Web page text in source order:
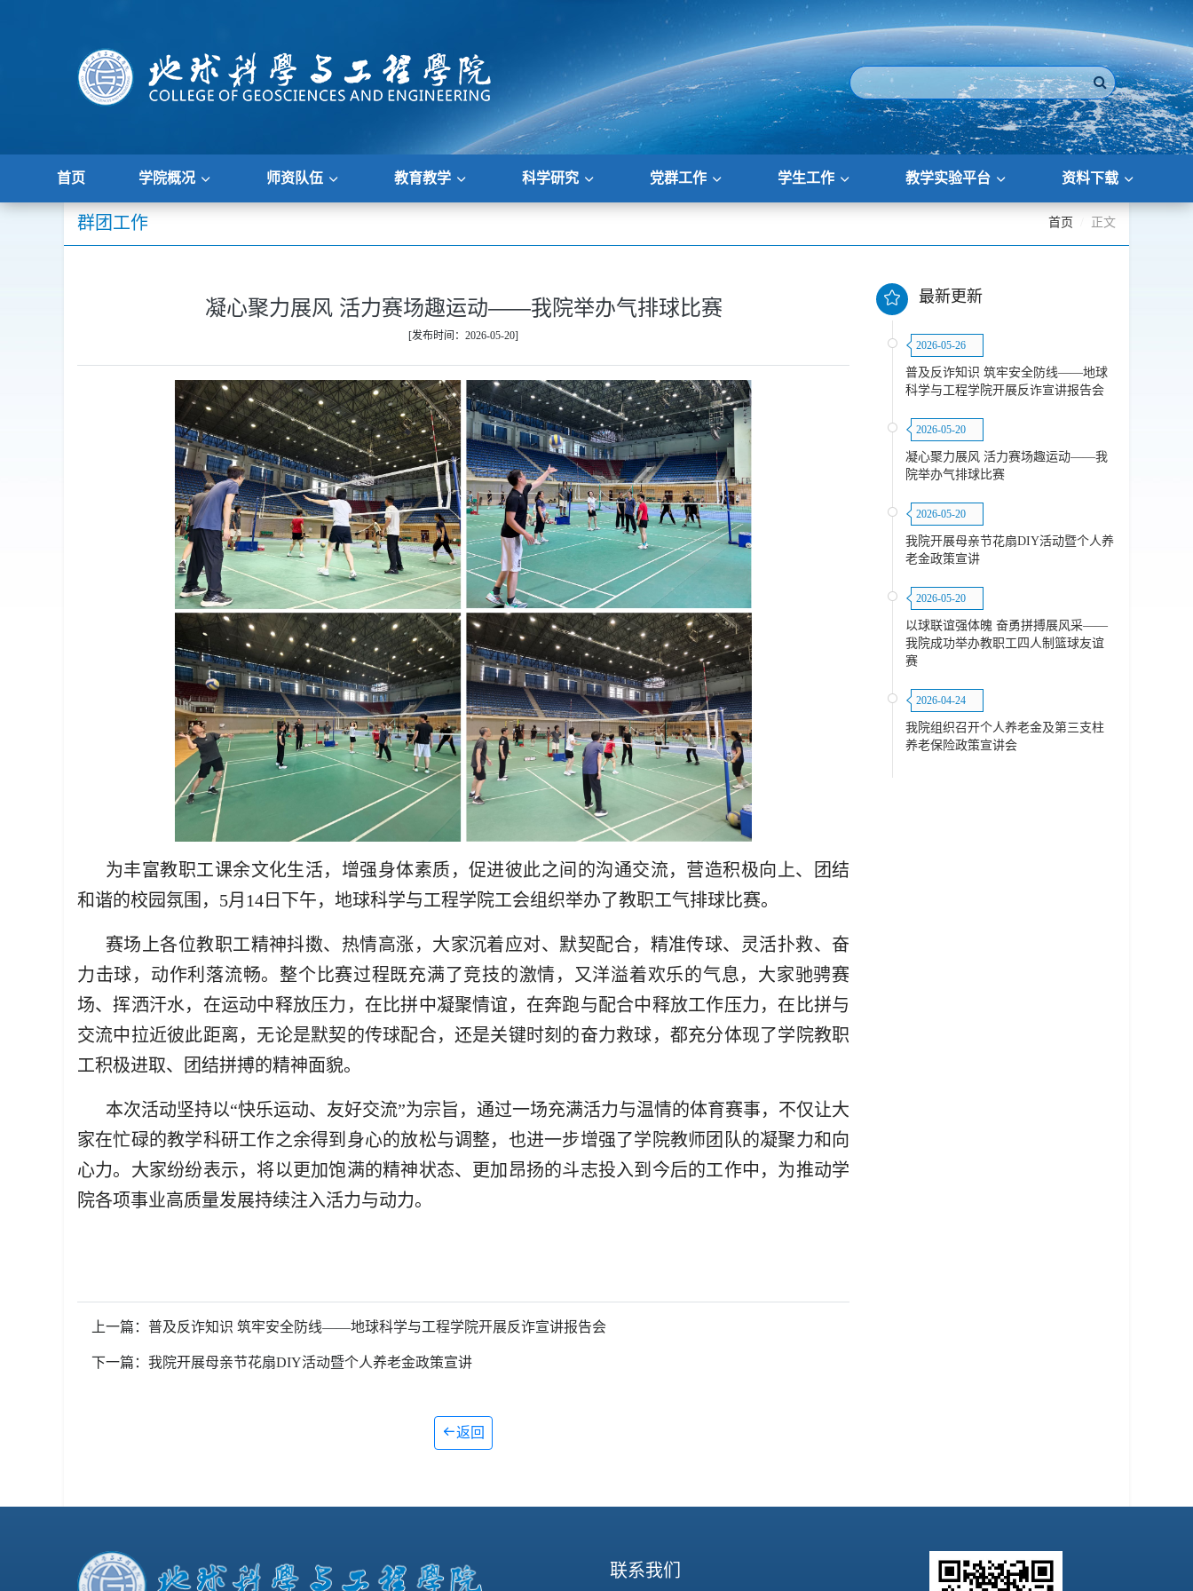
首页 学院概况 师资队伍 教育教学 科学研究 党群工作 学生工作 教学实验平台 资料下载
群团工作 首页 正文
凝心聚力展风 活力赛场趣运动——我院举办气排球比赛
[发布时间：2026-05-20]
为丰富教职工课余文化生活，增强身体素质，促进彼此之间的沟通交流，营造积极向上、团结
和谐的校园氛围，5月14日下午，地球科学与工程学院工会组织举办了教职工气排球比赛。
赛场上各位教职工精神抖擞、热情高涨，大家沉着应对、默契配合，精准传球、灵活扑救、奋
力击球，动作利落流畅。整个比赛过程既充满了竞技的激情，又洋溢着欢乐的气息，大家驰骋赛
场、挥洒汗水，在运动中释放压力，在比拼中凝聚情谊，在奔跑与配合中释放工作压力，在比拼与
交流中拉近彼此距离，无论是默契的传球配合，还是关键时刻的奋力救球，都充分体现了学院教职
工积极进取、团结拼搏的精神面貌。
本次活动坚持以“快乐运动、友好交流”为宗旨，通过一场充满活力与温情的体育赛事，不仅让大
家在忙碌的教学科研工作之余得到身心的放松与调整，也进一步增强了学院教师团队的凝聚力和向
心力。大家纷纷表示，将以更加饱满的精神状态、更加昂扬的斗志投入到今后的工作中，为推动学
院各项事业高质量发展持续注入活力与动力。
上一篇：普及反诈知识 筑牢安全防线——地球科学与工程学院开展反诈宣讲报告会
下一篇：我院开展母亲节花扇DIY活动暨个人养老金政策宣讲
返回
最新更新
2026-05-26
普及反诈知识 筑牢安全防线——地球
科学与工程学院开展反诈宣讲报告会
2026-05-20
凝心聚力展风 活力赛场趣运动——我
院举办气排球比赛
2026-05-20
我院开展母亲节花扇DIY活动暨个人养
老金政策宣讲
2026-05-20
以球联谊强体魄 奋勇拼搏展风采——
我院成功举办教职工四人制篮球友谊
赛
2026-04-24
我院组织召开个人养老金及第三支柱
养老保险政策宣讲会
联系我们